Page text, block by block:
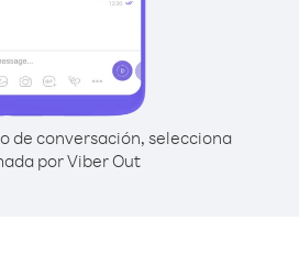
de conversación, selecciona
por Viber Out